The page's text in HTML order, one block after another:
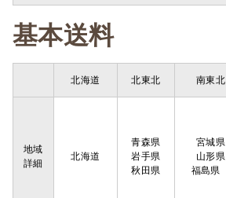
基本送料
北海道 北東北 南東北
地域
詳細
北海道
青森県
岩手県
秋田県
宮城県
山形県
福島県